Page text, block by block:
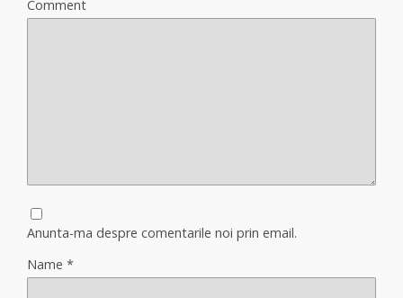
Comment
Anunta-ma despre comentarile noi prin email.
Name *